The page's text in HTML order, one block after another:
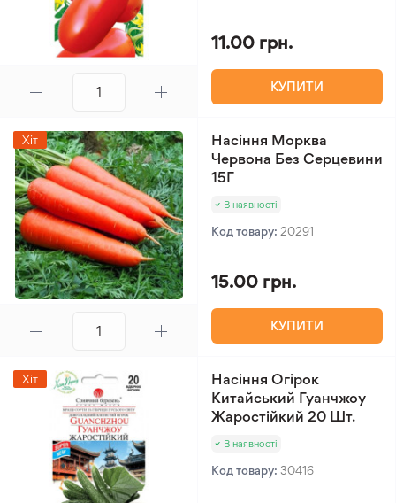
11.00 грн.
КУПИТИ
Хіт
Насіння Морква
Червона Без Серцевини
15Г
В наявності
Код товару: 20291
15.00 грн.
КУПИТИ
Хіт
Насіння Огірок
Китайський Гуанчжоу
Жаростійкий 20 Шт.
В наявності
Код товару: 30416